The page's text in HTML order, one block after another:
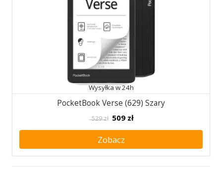
Wysyłka w 24h
PocketBook Verse (629) Szary
529 zł 509 zł
Zobacz